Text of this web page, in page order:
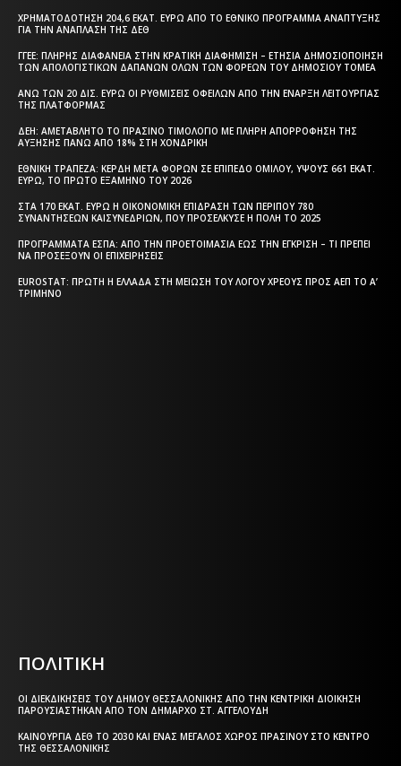
ΧΡΗΜΑΤΟΔΌΤΗΣΗ 204,6 ΕΚΑΤ. ΕΥΡΏ ΑΠΌ ΤΟ ΕΘΝΙΚΌ ΠΡΌΓΡΑΜΜΑ ΑΝΆΠΤΥΞΗΣ
ΓΙΑ ΤΗΝ ΑΝΆΠΛΑΣΗ ΤΗΣ ΔΕΘ
ΓΓΕΕ: ΠΛΉΡΗΣ ΔΙΑΦΆΝΕΙΑ ΣΤΗΝ ΚΡΑΤΙΚΉ ΔΙΑΦΉΜΙΣΗ – EΤΉΣΙΑ ΔΗΜΟΣΙΟΠΟΊΗΣΗ
ΤΩΝ ΑΠΟΛΟΓΙΣΤΙΚΏΝ ΔΑΠΑΝΏΝ ΌΛΩΝ ΤΩΝ ΦΟΡΈΩΝ ΤΟΥ ΔΗΜΟΣΊΟΥ ΤΟΜΈΑ
ΆΝΩ ΤΩΝ 20 ΔΙΣ. ΕΥΡΏ ΟΙ ΡΥΘΜΊΣΕΙΣ ΟΦΕΙΛΏΝ ΑΠΌ ΤΗΝ ΈΝΑΡΞΗ ΛΕΙΤΟΥΡΓΊΑΣ
ΤΗΣ ΠΛΑΤΦΌΡΜΑΣ
ΔΕΗ: ΑΜΕΤΆΒΛΗΤΟ ΤΟ ΠΡΆΣΙΝΟ ΤΙΜΟΛΌΓΙΟ ΜΕ ΠΛΉΡΗ ΑΠΟΡΡΌΦΗΣΗ ΤΗΣ
ΑΎΞΗΣΗΣ ΠΆΝΩ ΑΠΌ 18% ΣΤΗ ΧΟΝΔΡΙΚΉ
ΕΘΝΙΚΉ ΤΡΆΠΕΖΑ: ΚΈΡΔΗ ΜΕΤΆ ΦΌΡΩΝ ΣΕ ΕΠΊΠΕΔΟ ΟΜΊΛΟΥ, ΎΨΟΥΣ 661 ΕΚΑΤ.
ΕΥΡΏ, ΤΟ ΠΡΏΤΟ ΕΞΆΜΗΝΟ ΤΟΥ 2026
ΣΤΑ 170 ΕΚΑΤ. ΕΥΡΏ Η ΟΙΚΟΝΟΜΙΚΉ ΕΠΊΔΡΑΣΗ ΤΩΝ ΠΕΡΊΠΟΥ 780
ΣΥΝΑΝΤΉΣΕΩΝ ΚΑΙΣΥΝΕΔΡΊΩΝ, ΠΟΥ ΠΡΟΣΈΛΚΥΣΕ Η ΠΌΛΗ ΤΟ 2025
ΠΡΟΓΡΆΜΜΑΤΑ EΣΠΑ: ΑΠΌ ΤΗΝ ΠΡΟΕΤΟΙΜΑΣΊΑ ΈΩΣ ΤΗΝ ΈΓΚΡΙΣΗ – ΤΙ ΠΡΈΠΕΙ
ΝΑ ΠΡΟΣΈΞΟΥΝ ΟΙ ΕΠΙΧΕΙΡΉΣΕΙΣ
EUROSTAT: ΠΡΏΤΗ Η ΕΛΛΆΔΑ ΣΤΗ ΜΕΊΩΣΗ ΤΟΥ ΛΌΓΟΥ ΧΡΈΟΥΣ ΠΡΟΣ ΑΕΠ ΤΟ Α’
ΤΡΊΜΗΝΟ
ΠΟΛΙΤΙΚΗ
ΟΙ ΔΙΕΚΔΙΚΉΣΕΙΣ ΤΟΥ ΔΉΜΟΥ ΘΕΣΣΑΛΟΝΊΚΗΣ ΑΠΌ ΤΗΝ ΚΕΝΤΡΙΚΉ ΔΙΟΊΚΗΣΗ
ΠΑΡΟΥΣΙΆΣΤΗΚΑΝ ΑΠΌ ΤΟΝ ΔΉΜΑΡΧΟ ΣΤ. ΑΓΓΕΛΟΎΔΗ
ΚΑΙΝΟΎΡΓΙΑ ΔΕΘ ΤΟ 2030 ΚΑΙ ΈΝΑΣ ΜΕΓΆΛΟΣ ΧΏΡΟΣ ΠΡΑΣΊΝΟΥ ΣΤΟ ΚΈΝΤΡΟ
ΤΗΣ ΘΕΣΣΑΛΟΝΊΚΗΣ